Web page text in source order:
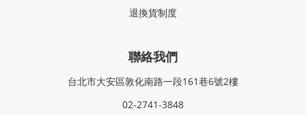
退換貨制度
聯絡我們
台北市大安區敦化南路一段161巷6號2樓
02-2741-3848